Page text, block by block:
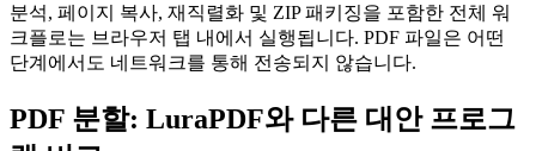
분석, 페이지 복사, 재직렬화 및 ZIP 패키징을 포함한 전체 워
크플로는 브라우저 탭 내에서 실행됩니다. PDF 파일은 어떤
단계에서도 네트워크를 통해 전송되지 않습니다.
PDF 분할: LuraPDF와 다른 대안 프로그